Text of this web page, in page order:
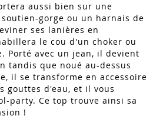
aussi bien sur une
gorge ou un harnais de
ses lanières en
le cou d'un choker ou
Porté avec un jean, il devient
tandis que noué au-dessus
il se transforme en accessoire
gouttes d'eau, et il vous
party. Ce top trouve ainsi sa
!